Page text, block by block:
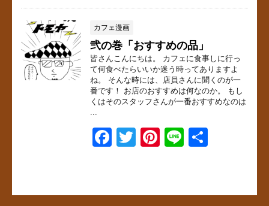
c
e
b
o
o
k
tt
er
st
e
カフェ漫画
弐の巻「おすすめの品」
皆さんこんにちは。 カフェに食事しに行っ
て何食べたらいいか迷う時ってありますよ
ね。 そんな時には、店員さんに聞くのが一
番です！ お店のおすすめは何なのか。 もし
くはそのスタッフさんが一番おすすめなのは
F
e
T
er
Pi
e
Li